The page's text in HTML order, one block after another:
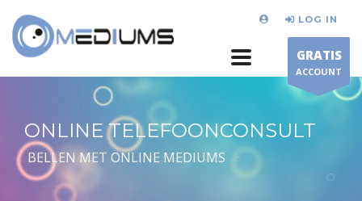
LOG IN
GRATIS
ACCOUNT
ONLINE TELEFOONCONSULT
BELLEN MET ONLINE MEDIUMS